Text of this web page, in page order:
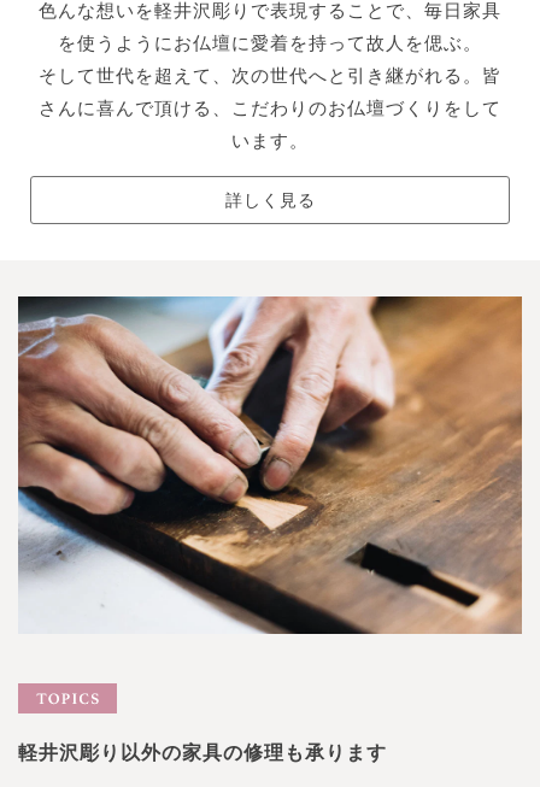
色んな想いを軽井沢彫りで表現することで、毎日家具
を使うようにお仏壇に愛着を持って故人を偲ぶ。
そして世代を超えて、次の世代へと引き継がれる。皆
さんに喜んで頂ける、こだわりのお仏壇づくりをして
います。
詳しく見る
軽井沢彫り以外の家具の修理も承ります